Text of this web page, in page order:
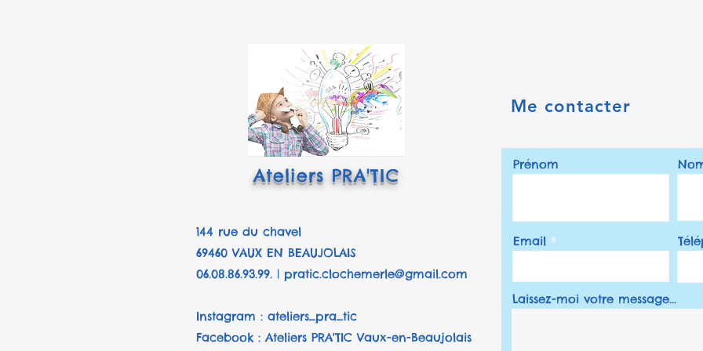
Ateliers PRA'TIC
Me contacter
Prénom
Email
Laissez-moi votre message...
144 rue du chavel
69460 VAUX EN BEAUJOLAIS
06.08.86.93.99. | pratic.clochemerle@gmail.com
Instagram : ateliers_pra_tic
Facebook : Ateliers PRA'TIC Vaux-en-Beaujolais